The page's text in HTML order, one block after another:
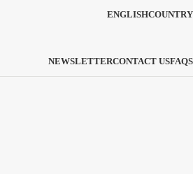
ENGLISHCOUNTRY
NEWSLETTERCONTACT USFAQS